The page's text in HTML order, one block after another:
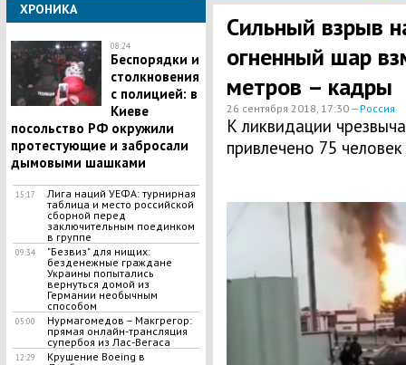
ХРОНИКА
08:24
Беспорядки и
столкновения
с полицией: в
Киеве
посольство РФ окружили
протестующие и забросали
дымовыми шашками
15:17
Лига наций УЕФА: турнирная
таблица и место российской
сборной перед
заключительным поединком
в группе
09:34
"Безвиз" для нищих:
безденежные граждане
Украины попытались
вернуться домой из
Германии необычным
способом
05:00
Нурмагомедов – Макгрегор:
прямая онлайн-трансляция
супербоя из Лас-Вегаса
12:29
Крушение Boeing в
Сильный взрыв
огненный шар
метров – кадры
26 сентября 2018, 17:30 —Россия
К ликвидации
привлечено 75